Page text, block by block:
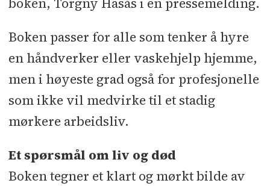
Boken passer for alle som tenker å hyre
en håndverker eller vaskehjelp hjemme,
men i høyeste grad også for profesjonelle
som ikke vil medvirke til et stadig
mørkere arbeidsliv.
Et spørsmål om liv og død
Boken tegner et klart og mørkt bilde av